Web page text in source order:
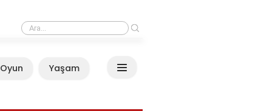
F Klavye en hızlı nasıl öğrenilir?
Oyun Yaşam